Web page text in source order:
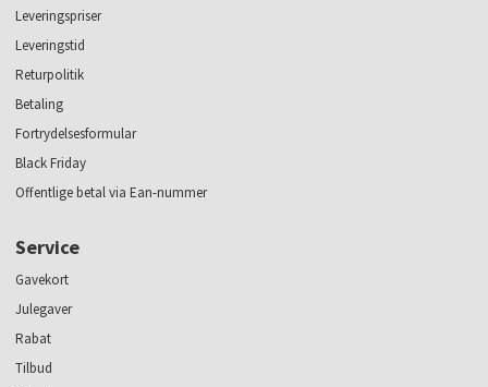
Leveringspriser
Leveringstid
Returpolitik
Betaling
Fortrydelsesformular
Black Friday
Offentlige betal via Ean-nummer
Service
Gavekort
Julegaver
Rabat
Tilbud